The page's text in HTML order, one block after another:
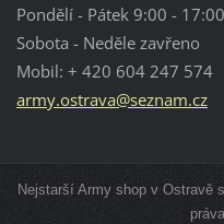
Pondělí - Pátek 9:00 - 17:00
Sobota - Neděle zavřeno
Mobil: + 420 604 247 574
army.ostrava@seznam.cz
Nejstarší Army shop v Ostravě